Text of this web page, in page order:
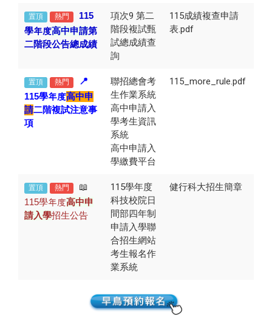
置頂 熱門 115
學年度高中申請第
二階段公告總成績
項次9 第二
階段複試甄
試總成績查
詢
115成績複查申請
表.pdf
置頂 熱門
📍
115學年度高中申
請二階複試注意事
項
聯招總會考
生作業系統
高中申請入
學考生資訊
系統
高中申請入
學繳費平台
115_more_rule.pdf
置頂 熱門 📖
115學年度高中申
請入學招生公告
115學年度
科技校院日
間部四年制
申請入學聯
合招生網站
考生報名作
業系統
健行科大招生簡章